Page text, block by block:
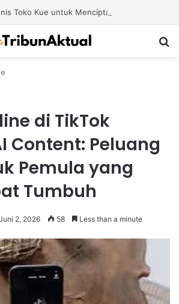
di TikTok
Content: Peluang
Pemula yang
Tumbuh
2, 2026 58 Less than a minute